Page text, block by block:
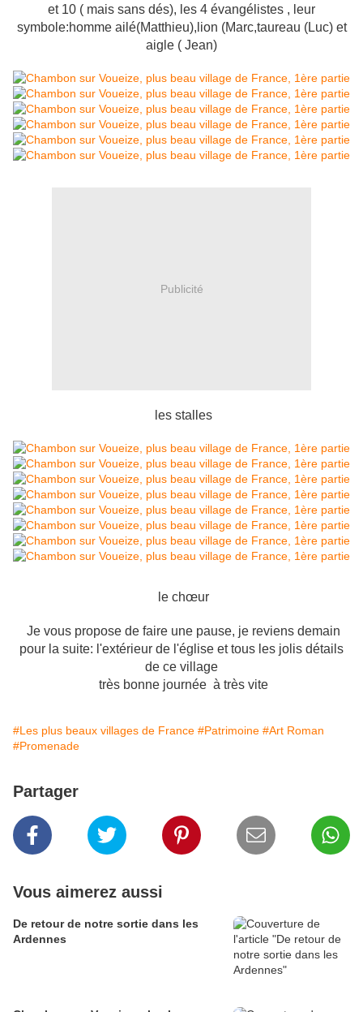
et 10 ( mais sans dés), les 4 évangélistes , leur
symbole:homme ailé(Matthieu),lion (Marc,taureau (Luc) et
aigle ( Jean)
Publicité
les stalles
le chœur
Je vous propose de faire une pause, je reviens demain
pour la suite: l'extérieur de l'église et tous les jolis détails
de ce village
très bonne journée à très vite
#Les plus beaux villages de France #Patrimoine #Art Roman
#Promenade
Partager
Vous aimerez aussi
De retour de notre sortie dans les
Ardennes